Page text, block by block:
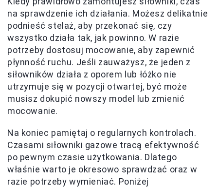
na sprawdzenie ich działania. Możesz delikatnie
podnieść stelaż, aby przekonać się, czy
wszystko działa tak, jak powinno. W razie
potrzeby dostosuj mocowanie, aby zapewnić
płynność ruchu. Jeśli zauważysz, że jeden z
siłowników działa z oporem lub łóżko nie
utrzymuje się w pozycji otwartej, być może
musisz dokupić nowszy model lub zmienić
mocowanie.
Na koniec pamiętaj o regularnych kontrolach.
Czasami siłowniki gazowe tracą efektywność
po pewnym czasie użytkowania. Dlatego
właśnie warto je okresowo sprawdzać oraz w
razie potrzeby wymieniać. Poniżej